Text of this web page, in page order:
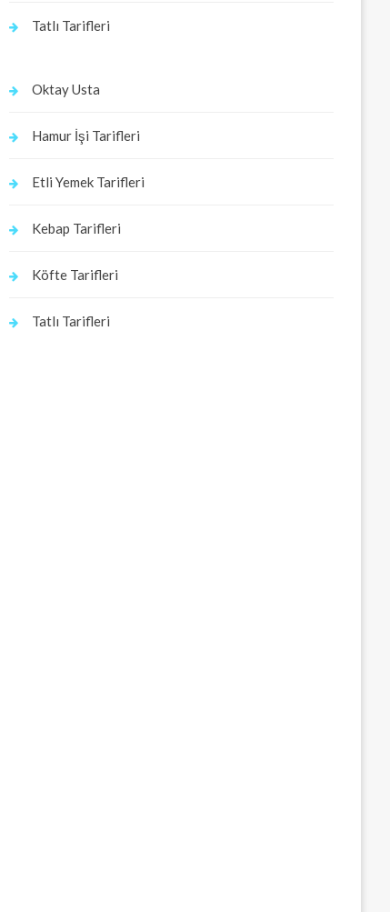
Tatlı Tarifleri
Oktay Usta
Hamur İşi Tarifleri
Etli Yemek Tarifleri
Kebap Tarifleri
Köfte Tarifleri
Tatlı Tarifleri